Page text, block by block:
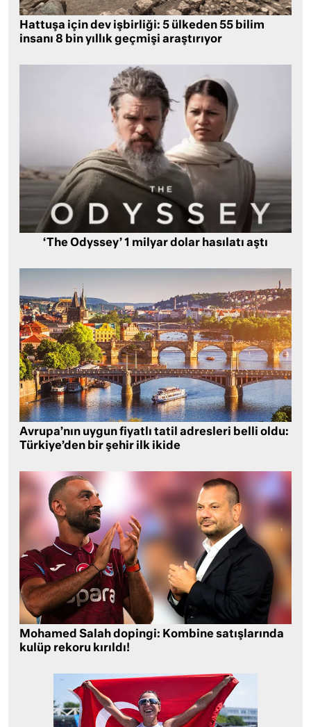
Hattuşa için dev işbirliği: 5 ülkeden 55 bilim
insanı 8 bin yıllık geçmişi araştırıyor
‘The Odyssey’ 1 milyar dolar hasılatı aştı
Avrupa’nın uygun fiyatlı tatil adresleri belli oldu:
Türkiye’den bir şehir ilk ikide
Mohamed Salah dopingi: Kombine satışlarında
kulüp rekoru kırıldı!